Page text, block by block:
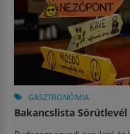
GASZTRONÓMIA
Bakancslista Sörútlevél